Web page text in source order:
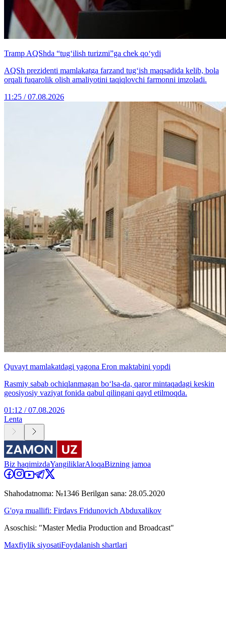
Tramp AQShda “tug‘ilish turizmi”ga chek qo‘ydi
AQSh prezidenti mamlakatga farzand tug‘ish maqsadida kelib, bola
orqali fuqarolik olish amaliyotini taqiqlovchi farmonni imzoladi.
11:25 / 07.08.2026
Quvayt mamlakatdagi yagona Eron maktabini yopdi
Rasmiy sabab ochiqlanmagan bo‘lsa-da, qaror mintaqadagi keskin
geosiyosiy vaziyat fonida qabul qilingani qayd etilmoqda.
01:12 / 07.08.2026
Lenta
Biz haqimizdaYangiliklarAloqaBizning jamoa
Shahodatnoma: №1346 Berilgan sana: 28.05.2020
G'oya muallifi: Firdavs Fridunovich Abduxalikov
Asoschisi: "Master Media Production and Broadcast"
Maxfiylik siyosatiFoydalanish shartlari